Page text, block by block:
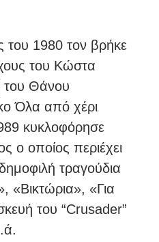
του 1980 τον βρήκε
του Κώστα
του Θάνου
Όλα από χέρι
κυκλοφόρησε
ο οποίος περιέχει
τραγούδια
«Για
του “Crusader”